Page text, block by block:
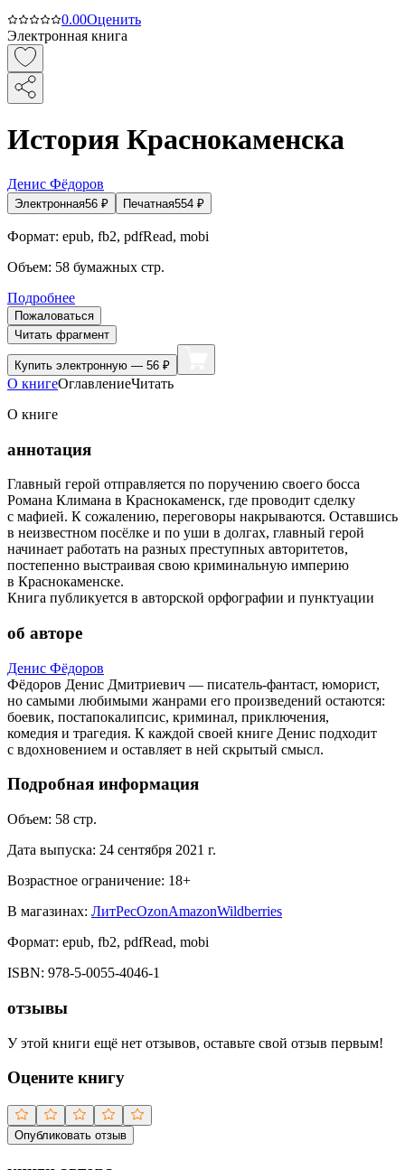
0.00Оценить
Электронная книга
История Краснокаменска
Денис Фёдоров
Электронная56 ₽ Печатная554 ₽
Формат: epub, fb2, pdfRead, mobi
Объем: 58 бумажных стр.
Подробнее
Пожаловаться
Читать фрагмент
Купить электронную — 56 ₽
О книгеОглавлениеЧитать
О книге
аннотация
Главный герой отправляется по поручению своего босса
Романа Климана в Краснокаменск, где проводит сделку
с мафией. К сожалению, переговоры накрываются. Оставшись
в неизвестном посёлке и по уши в долгах, главный герой
начинает работать на разных преступных авторитетов,
постепенно выстраивая свою криминальную империю
в Краснокаменске.
Книга публикуется в авторской орфографии и пунктуации
об авторе
Денис Фёдоров
Фёдоров Денис Дмитриевич — писатель-фантаст, юморист,
но самыми любимыми жанрами его произведений остаются:
боевик, постапокалипсис, криминал, приключения,
комедия и трагедия. К каждой своей книге Денис подходит
с вдохновением и оставляет в ней скрытый смысл.
Подробная информация
Объем: 58 стр.
Дата выпуска: 24 сентября 2021 г.
Возрастное ограничение: 18+
В магазинах: ЛитРесOzonAmazonWildberries
Формат: epub, fb2, pdfRead, mobi
ISBN: 978-5-0055-4046-1
отзывы
У этой книги ещё нет отзывов, оставьте свой отзыв первым!
Оцените книгу
Опубликовать отзыв